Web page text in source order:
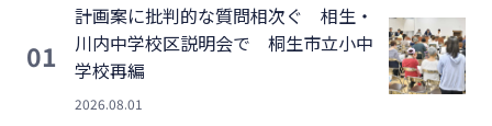
01
計画案に批判的な質問相次ぐ 相生・
川内中学校区説明会で 桐生市立小中
学校再編
2026.08.01